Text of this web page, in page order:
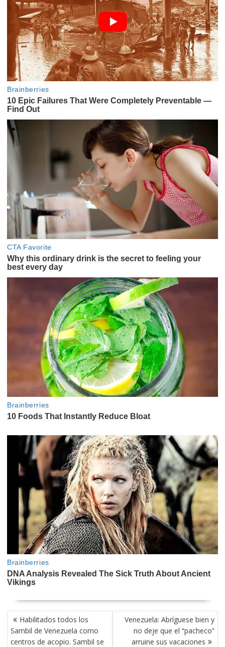
NAVEGACIÓN
DE
ENTRADAS
Habilitados todos los
Sambil de Venezuela como
centros de acopio. Sambil se
Venezuela: Abríguese bien y
no deje que el “pacheco”
arruine sus vacaciones